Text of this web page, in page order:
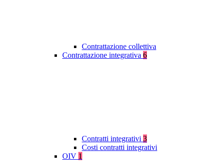
Contrattazione collettiva
Contrattazione integrativa 6
Contratti integrativi 3
Costi contratti integrativi
OIV 1